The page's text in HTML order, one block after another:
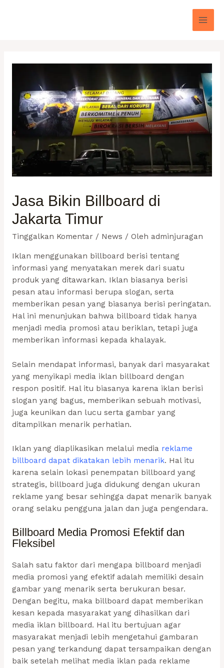
Jasa Bikin Billboard di
Jakarta Timur
Tinggalkan Komentar / News / Oleh adminjuragan
Iklan menggunakan billboard berisi tentang
informasi yang menyatakan merek dari suatu
produk yang ditawarkan. Iklan biasanya berisi
pesan atau informasi berupa slogan, serta
memberikan pesan yang biasanya berisi peringatan.
Hal ini menunjukan bahwa billboard tidak hanya
menjadi media promosi atau beriklan, tetapi juga
memberikan informasi kepada khalayak.
Selain mendapat informasi, banyak dari masyarakat
yang menyikapi media iklan billboard dengan
respon positif. Hal itu biasanya karena iklan berisi
slogan yang bagus, memberikan sebuah motivasi,
juga keunikan dan lucu serta gambar yang
ditampilkan menarik perhatian.
Iklan yang diaplikasikan melalui media reklame
billboard dapat dikatakan lebih menarik. Hal itu
karena selain lokasi penempatan billboard yang
strategis, billboard juga didukung dengan ukuran
reklame yang besar sehingga dapat menarik banyak
orang selaku pengguna jalan dan juga pengendara.
Billboard Media Promosi Efektif dan
Fleksibel
Salah satu faktor dari mengapa billboard menjadi
media promosi yang efektif adalah memiliki desain
gambar yang menarik serta berukuran besar.
Dengan begitu, maka billboard dapat memberikan
kesan kepada masyarakat yang dihasilkan dari
media iklan billboard. Hal itu bertujuan agar
masyarakat menjadi lebih mengetahui gambaran
pesan yang terkandung dapat tersampaikan dengan
baik setelah melihat media iklan pada reklame